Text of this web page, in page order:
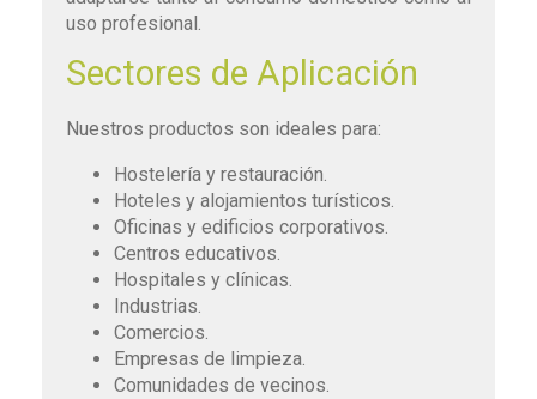
uso profesional.
Sectores de Aplicación
Nuestros productos son ideales para:
Hostelería y restauración.
Hoteles y alojamientos turísticos.
Oficinas y edificios corporativos.
Centros educativos.
Hospitales y clínicas.
Industrias.
Comercios.
Empresas de limpieza.
Comunidades de vecinos.